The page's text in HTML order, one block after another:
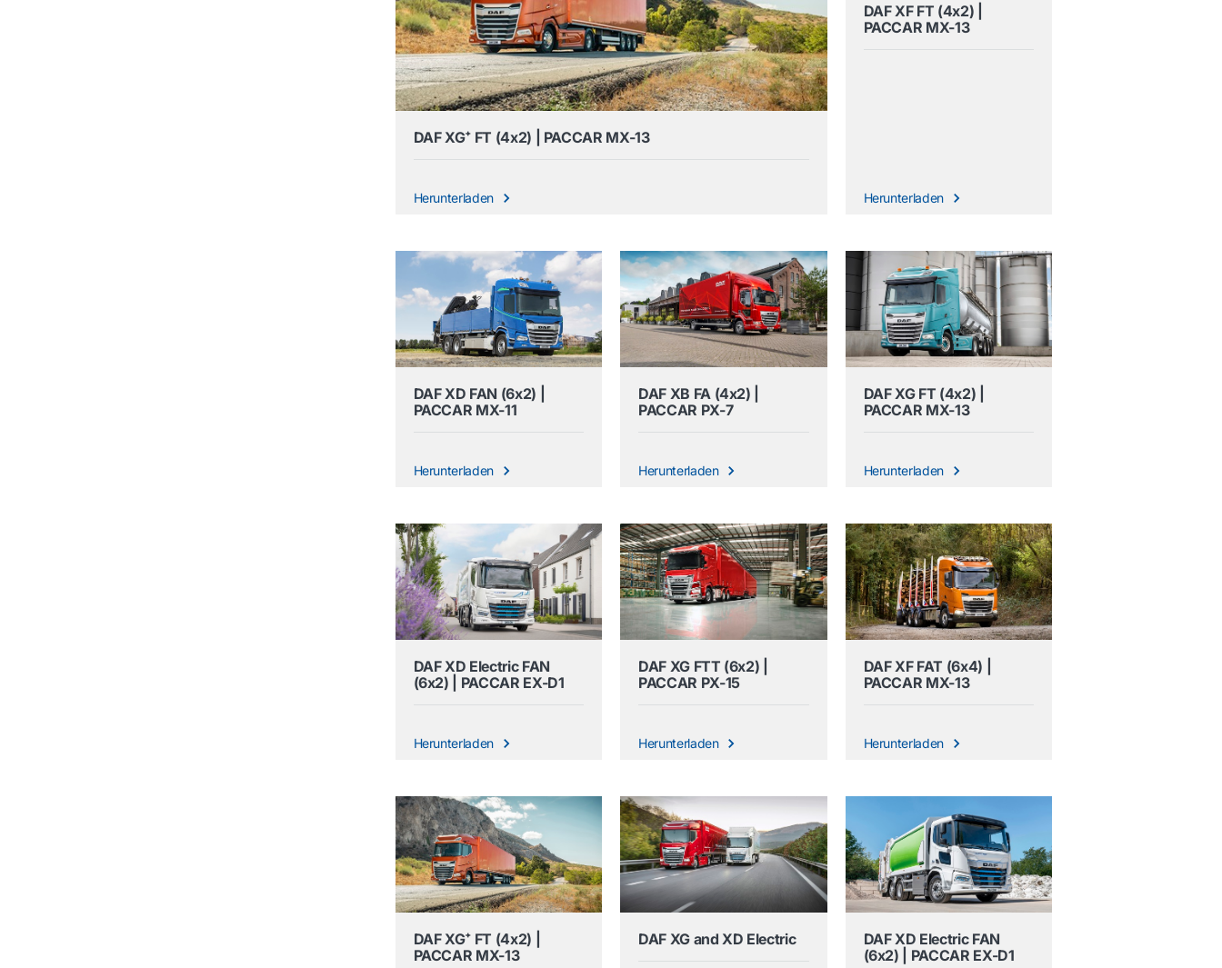
DAF XG⁺ FT (4x2) | PACCAR MX-13
Herunterladen
DAF XF FT (4x2) |
PACCAR MX-13
Herunterladen
DAF XD FAN (6x2) |
PACCAR MX-11
Herunterladen
DAF XB FA (4x2) |
PACCAR PX-7
Herunterladen
DAF XG FT (4x2) |
PACCAR MX-13
Herunterladen
DAF XD Electric FAN
(6x2) | PACCAR EX-D1
Herunterladen
DAF XG FTT (6x2) |
PACCAR PX-15
Herunterladen
DAF XF FAT (6x4) |
PACCAR MX-13
Herunterladen
DAF XG⁺ FT (4x2) |
PACCAR MX-13
DAF XG and XD Electric
DAF XD Electric FAN
(6x2) | PACCAR EX-D1